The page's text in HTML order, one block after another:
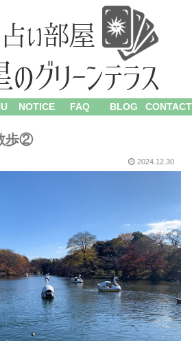
NOTICE FAQ BLOG CONTACT
歩②
2024.12.30